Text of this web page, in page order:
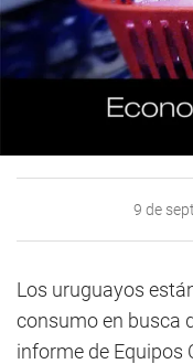
9 de
Los uruguayos
consumo en busca
informe de Equipos